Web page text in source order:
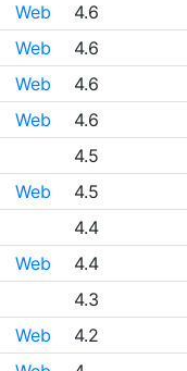
Web 4.6
Web 4.6
Web 4.6
Web 4.6
4.5
Web 4.5
4.4
Web 4.4
4.3
Web 4.2